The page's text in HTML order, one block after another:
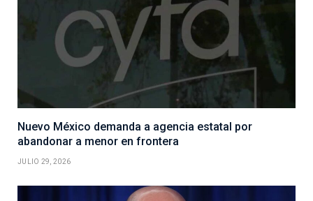
Nuevo México demanda a agencia estatal por
abandonar a menor en frontera
JULIO 29, 2026